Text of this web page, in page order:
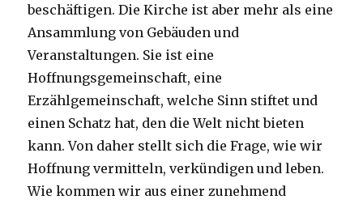
beschäftigen. Die Kirche ist aber mehr als eine
Ansammlung von Gebäuden und
Veranstaltungen. Sie ist eine
Hoffnungsgemeinschaft, eine
Erzählgemeinschaft, welche Sinn stiftet und
einen Schatz hat, den die Welt nicht bieten
kann. Von daher stellt sich die Frage, wie wir
Hoffnung vermitteln, verkündigen und leben.
Wie kommen wir aus einer zunehmend